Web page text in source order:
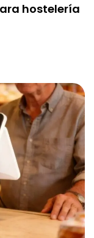
hostelería